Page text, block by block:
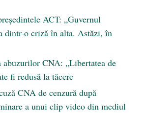
ACT: „Guvernul
dintr-o criză în alta. Astăzi, în
CNA: „Libertatea de
fi redusă la tăcere
CNA de cenzură după
a unui clip video din mediul